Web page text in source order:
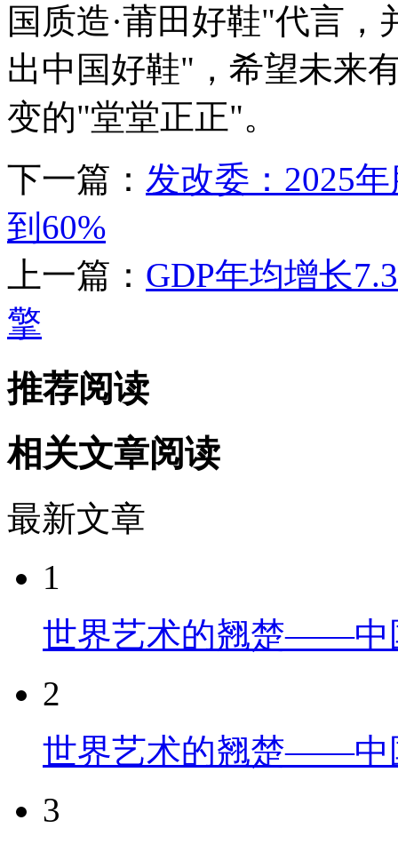
国质造·莆田好鞋"代言
出中国好鞋"，希望未来
变的"堂堂正正"。
下一篇： 发改委：2025
到60%
上一篇： GDP年均增长
擎
推荐阅读
相关文章阅读
最新文章
1
世界艺术的翘楚——中
2
世界艺术的翘楚——中
3